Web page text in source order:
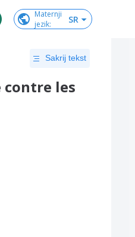
Maternji
jezik: SR
Sakrij tekst
les